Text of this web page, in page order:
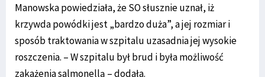
Manowska powiedziała, że SO słusznie uznał, iż
krzywda powódki jest „bardzo duża”, a jej rozmiar i
sposób traktowania w szpitalu uzasadnia jej wysokie
roszczenia. – W szpitalu był brud i była możliwość
zakażenia salmonellą – dodała.